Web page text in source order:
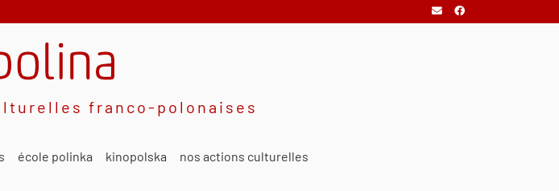
franco-polonaises
école polinka kinopolska nos actions culturelles